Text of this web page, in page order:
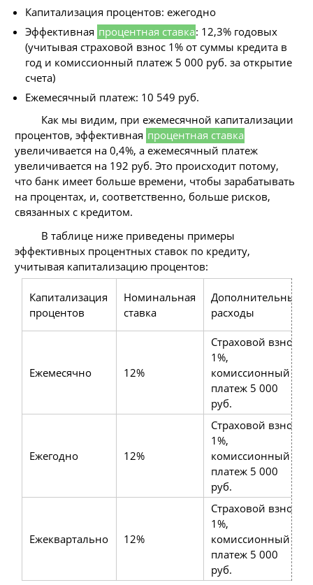
Капитализация процентов: ежегодно
Эффективная процентная ставка: 12,3% годовых
(учитывая страховой взнос 1% от суммы кредита в
год и комиссионный платеж 5 000 руб. за открытие
счета)
Ежемесячный платеж: 10 549 руб.
Как мы видим, при ежемесячной капитализации
процентов, эффективная процентная ставка
увеличивается на 0,4%, а ежемесячный платеж
увеличивается на 192 руб. Это происходит потому,
что банк имеет больше времени, чтобы зарабатывать
на процентах, и, соответственно, больше рисков,
связанных с кредитом.
В таблице ниже приведены примеры
эффективных процентных ставок по кредиту,
учитывая капитализацию процентов:
Капитализация
процентов
Номинальная
ставка
Дополнительные
расходы
Ежемесячно 12%
Страховой взнос
1%,
комиссионный
платеж 5 000
руб.
Ежегодно 12%
Страховой взнос
1%,
комиссионный
платеж 5 000
руб.
Ежеквартально 12%
Страховой взнос
1%,
комиссионный
платеж 5 000
руб.